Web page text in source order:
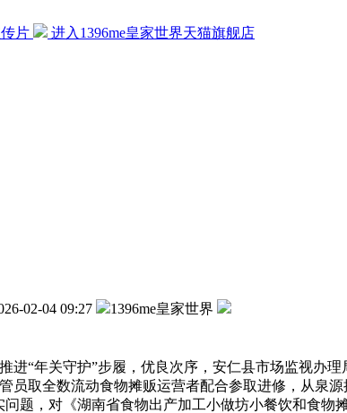
片 进入1396me皇家世界天猫旗舰店
02-04 09:27
1396me皇家世界
“年关守护”步履，优良次序，安仁县市场监视办
员取全数流动食物摊贩运营者配合参取进修，从泉
题，对《湖南省食物出产加工小做坊小餐饮和食